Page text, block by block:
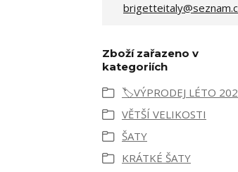
Zboží zařazeno v
kategoriích
🏷️VÝPRODEJ LÉTO
VĚTŠÍ VELIKOSTI
ŠATY
KRÁTKÉ ŠATY